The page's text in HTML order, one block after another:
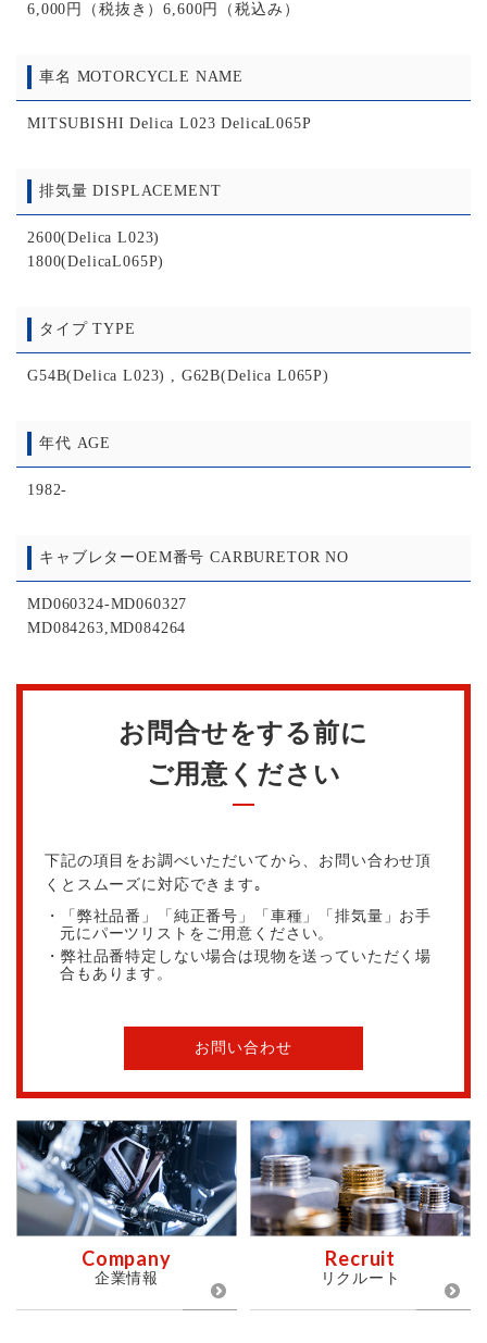
6,000円（税抜き）6,600円（税込み）
車名 MOTORCYCLE NAME
MITSUBISHI Delica L023 DelicaL065P
排気量 DISPLACEMENT
2600(Delica L023)
1800(DelicaL065P)
タイプ TYPE
G54B(Delica L023) , G62B(Delica L065P)
年代 AGE
1982-
キャブレターOEM番号 CARBURETOR NO
MD060324-MD060327
MD084263,MD084264
お問合せをする前に
ご用意ください
下記の項目をお調べいただいてから、お問い合わせ頂
くとスムーズに対応できます｡
・「弊社品番」「純正番号」「車種」「排気量」お手
元にパーツリストをご用意ください。
・弊社品番特定しない場合は現物を送っていただく場
合もあります。
お問い合わせ
Company
企業情報
Recruit
リクルート